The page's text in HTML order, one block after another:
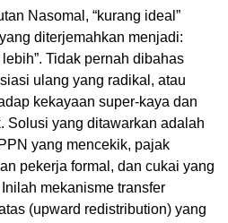
Nasomal, “kurang ideal”
diterjemahkan menjadi:
Tidak pernah dibahas
ulang yang radikal, atau
kekayaan super-kaya dan
Solusi yang ditawarkan adalah
yang mencekik, pajak
pekerja formal, dan cukai yang
mekanisme transfer
(upward redistribution) yang